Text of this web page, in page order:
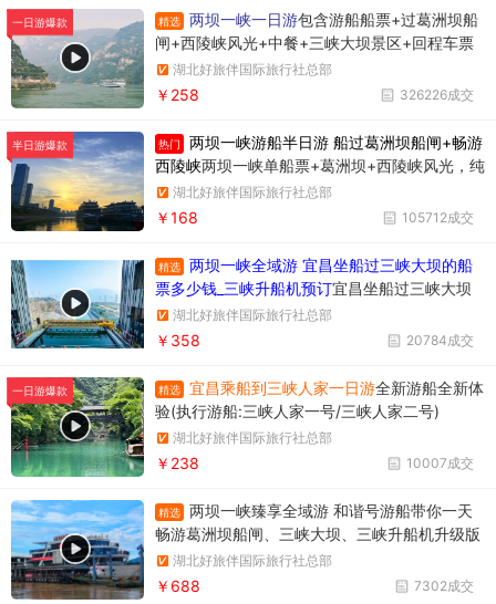
一日游爆款 精选 两坝一峡一日游包含游船船票+过葛洲坝船
闸+西陵峡风光+中餐+三峡大坝景区+回程车票
湖北好旅伴国际旅行社总部
326226成交
￥258
半日游爆款 热门
两坝一峡游船半日游 船过葛洲坝船闸+畅游
西陵峡两坝一峡单船票+葛洲坝+西陵峡风光，纯
玩无购物，时间短内容丰富
湖北好旅伴国际旅行社总部
105712成交
￥168
精选
两坝一峡全域游 宜昌坐船过三峡大坝的船
票多少钱_三峡升船机预订宜昌坐船过三峡大坝
升船机一日游358元/人，一天时间坐船过两个
坝，葛洲坝和三峡大坝。
湖北好旅伴国际旅行社总部
20784成交
￥358
一日游爆款 精选 宜昌乘船到三峡人家一日游全新游船全新体
验(执行游船:三峡人家一号/三峡人家二号)
湖北好旅伴国际旅行社总部
10007成交
￥238
精选
两坝一峡臻享全域游 和谐号游船带你一天
畅游葛洲坝船闸、三峡大坝、三峡升船机升级版
两坝一峡，升级版两坝一峡全域游，两坝一峡PL
US版本
湖北好旅伴国际旅行社总部
7302成交
￥688